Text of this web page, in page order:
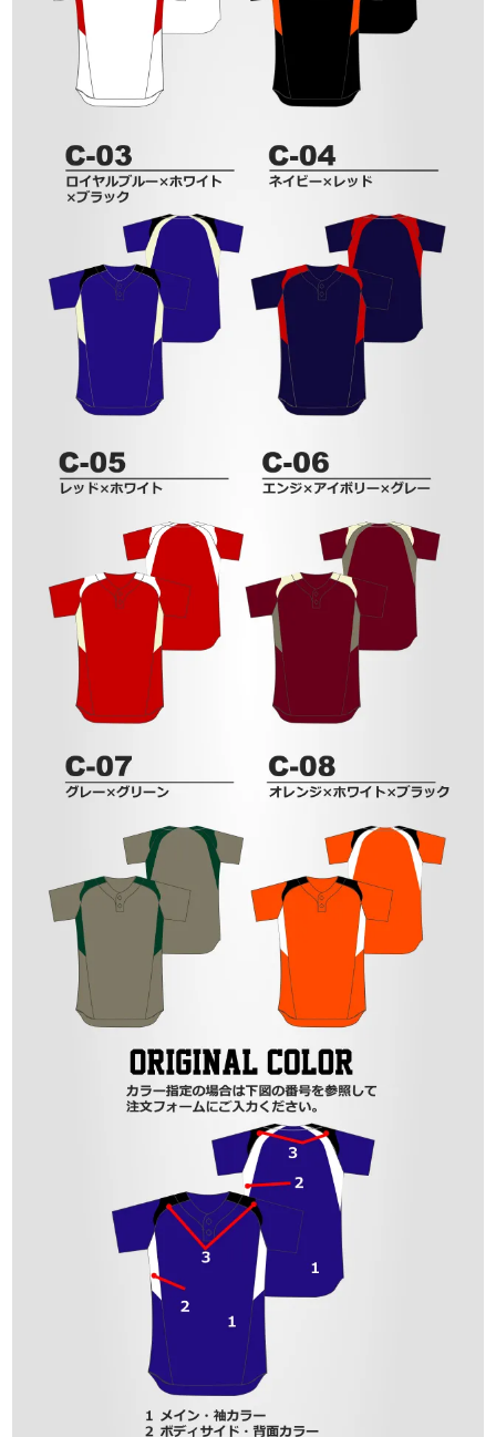
東京（上野） 名古屋（栄）
大阪（心斎橋） 福岡（天神）
「打ち合わせをしたいが遠方なのでできな
い」「直接行くのに少し不安がある」という
お客様のご要望に沿えますようにオンライン
ショールームを開設しております。
MAIL
■営業日：月・火・木・金・土
■休業日：水・日・祝
■営業時間：10：00～18：00
TEL
■営業日：月・火・木・金・土
■休業日：水・日・祝
■営業時間：10：00～18：00
050-3095-5681
メッシュ / ヘビーウェイト
ブライトメッシュ
スクエアメッシュ
マイクロメッシュ
ツイル
ピケストライプ
起毛
中綿
表地
裏地
薄手生地
厚手オックスフォード生地
ハトメ加工
マイクロファイバー
メッシュヘビーウェイト(スムースサイド)
エアライズ
TEST
close
注文情報
過去の購入履歴からの追加注文や、現在注文
中の商品の変更や確認ができます。
無料見積もりの再見積もりや、注文への申し
込みも可能です。
基本情報
が可能です。
・メールアドレス
・携帯メールアドレス
・ユーザID
・取引条件
連絡先情報
お客様のご登録頂いた連絡先情報の確認・変
・住所
・電話番号
・携帯電話番号
・会社名・団体名
・部署名
close
パスワード
過去の購入履歴からの追加注文や、現在注文
中の商品の変更や確認ができます。
無料見積もりの再見積もりや、注文への申し
込みも可能です。
送り先リスト
こちらの画面から、よく使う送付先情報を送
付先リストに登録することができます。
送付先リストは最大10件まで登録が可能で
こちらの画面から、ログアウトが可能です。
こちらの画面から、退会手続きが可能です。